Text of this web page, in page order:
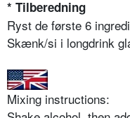
* Tilberedning
Ryst de første 6
Skænk/si i longdrink
Mixing instructions: